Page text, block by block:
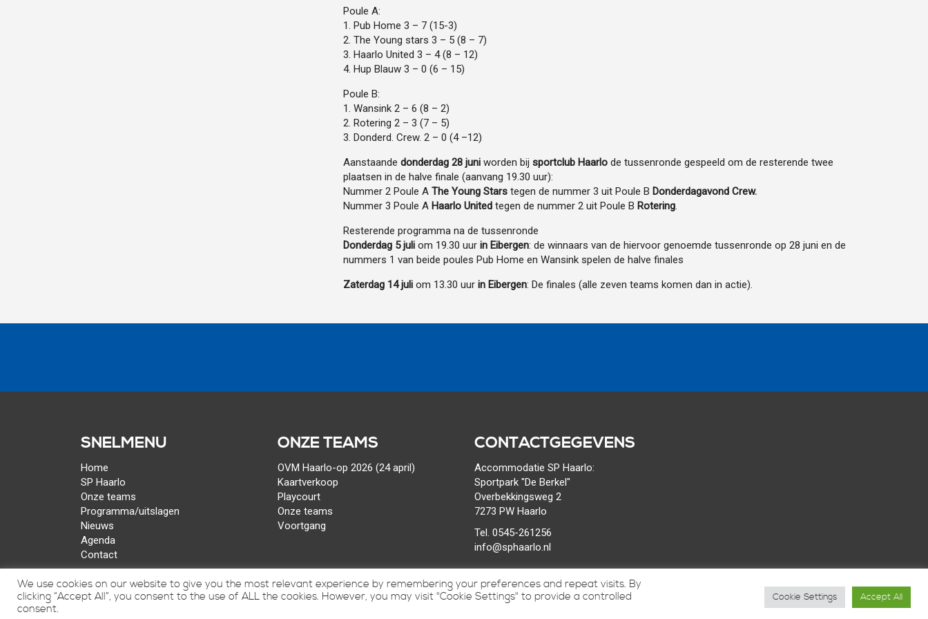
Poule A:
1. Pub Home 3 – 7 (15-3)
2. The Young stars 3 – 5 (8 – 7)
3. Haarlo United 3 – 4 (8 – 12)
4. Hup Blauw 3 – 0 (6 – 15)
Poule B:
1. Wansink 2 – 6 (8 – 2)
2. Rotering 2 – 3 (7 – 5)
3. Donderd. Crew. 2 – 0 (4 –12)
Aanstaande donderdag 28 juni worden bij sportclub Haarlo de tussenronde gespeeld om de resterende twee
plaatsen in de halve finale (aanvang 19.30 uur):
Nummer 2 Poule A The Young Stars tegen de nummer 3 uit Poule B Donderdagavond Crew.
Nummer 3 Poule A Haarlo United tegen de nummer 2 uit Poule B Rotering.
Resterende programma na de tussenronde
Donderdag 5 juli om 19.30 uur in Eibergen: de winnaars van de hiervoor genoemde tussenronde op 28 juni en de
nummers 1 van beide poules Pub Home en Wansink spelen de halve finales
Zaterdag 14 juli om 13.30 uur in Eibergen: De finales (alle zeven teams komen dan in actie).
SNELMENU
Home
SP Haarlo
Onze teams
Programma/uitslagen
Nieuws
Agenda
Contact
ONZE TEAMS
OVM Haarlo-op 2026 (24 april)
Kaartverkoop
Playcourt
Onze teams
Voortgang
CONTACTGEGEVENS
Accommodatie SP Haarlo:
Sportpark "De Berkel"
Overbekkingsweg 2
7273 PW Haarlo
Tel. 0545-261256
info@sphaarlo.nl
doorVunique Media
We use cookies on our website to give you the most relevant experience by remembering your preferences and repeat visits. By
clicking “Accept All”, you consent to the use of ALL the cookies. However, you may visit "Cookie Settings" to provide a controlled
consent.
Cookie Settings Accept All